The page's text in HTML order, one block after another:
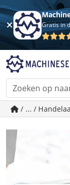
Gratis in
/ ... /